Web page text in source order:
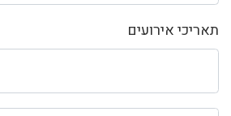
תאריכי אירועים